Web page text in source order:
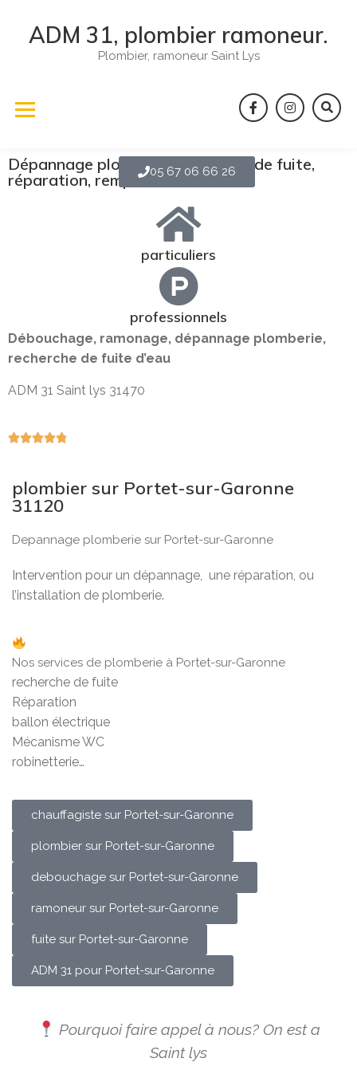
ADM 31, plombier ramoneur.
Plombier, ramoneur Saint Lys
Dépannage plomberie, recherche de fuite,
réparation, remplacement ...
particuliers
professionnels
Débouchage, ramonage, dépannage plomberie,
recherche de fuite d’eau
ADM 31 Saint lys 31470

05 67 06 66 26
plombier sur Portet-sur-Garonne
31120
Depannage plomberie sur Portet-sur-Garonne
Intervention pour un dépannage, une réparation, ou
l’installation de plomberie.
Nos services de plomberie à Portet-sur-Garonne
recherche de fuite
Réparation
ballon électrique
Mécanisme WC
robinetterie…
chauffagiste sur Portet-sur-Garonne
plombier sur Portet-sur-Garonne
debouchage sur Portet-sur-Garonne
ramoneur sur Portet-sur-Garonne
fuite sur Portet-sur-Garonne
ADM 31 pour Portet-sur-Garonne
Pourquoi faire appel à nous? On est a
Saint lys